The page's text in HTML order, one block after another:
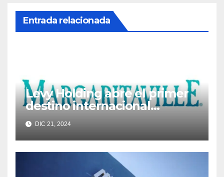
Entrada relacionada
Levy Holding abre el primer
destino internacional
Latitude Margaritaville
DIC 21, 2024